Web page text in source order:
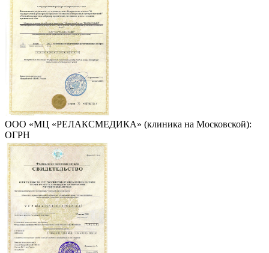
ООО «МЦ «РЕЛАКСМЕДИКА» (клиника на Московской):
ОГРН